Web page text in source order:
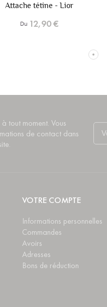
Attache tétine - Kawaii
12,90 €
tout moment. Vous
de contact dans
VOTRE COMPTE
Informations personnelles
Commandes
Avoirs
Adresses
Bons de réduction